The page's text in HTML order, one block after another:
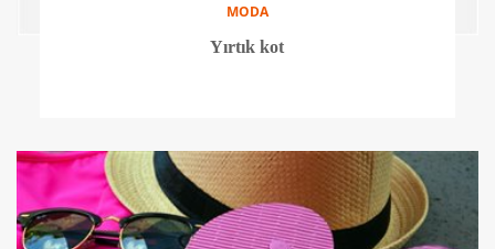
MODA
Yırtık kot